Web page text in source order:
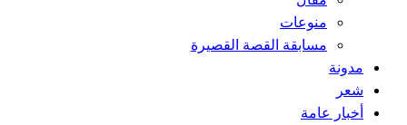
منوعات
مسابقة القصة القصيرة
مدونة
شعر
أخبار عامة